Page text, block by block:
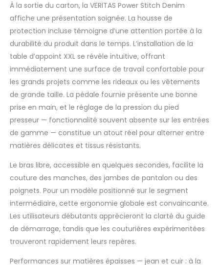
D'AIGUILLE RÉGLABLE - La
position de l'aiguille
peut être ajustée à
volonté :
gauche/moyen/droite.
Ainsi, l'aiguille est
parfaitement
positionnée et garantit
une flexibilité maximale
dans tous les projets
de couture. PLUS DE
PUISSANCE POUR LES
TISSUS ÉPAIS - Grâce à
son moteur de 90 W à 1
Stitch Denim est
particulièrement
puissant. Il offre une
grande force de
pénétration, de sorte
que les tissus épais tels
que les jeans, le cuir ou
la toile peuvent être
cousus sans effort. La
pression du pied
À la sortie du carton, la VERITAS Power Stitch Denim
affiche une présentation soignée. La housse de
protection incluse témoigne d’une attention portée à la
durabilité du produit dans le temps. L’installation de la
table d’appoint XXL se révèle intuitive, offrant
immédiatement une surface de travail confortable pour
les grands projets comme les rideaux ou les vêtements
de grande taille. La pédale fournie présente une bonne
prise en main, et le réglage de la pression du pied
presseur — fonctionnalité souvent absente sur les entrées
de gamme — constitue un atout réel pour alterner entre
matières délicates et tissus résistants.
Le bras libre, accessible en quelques secondes, facilite la
couture des manches, des jambes de pantalon ou des
poignets. Pour un modèle positionné sur le segment
intermédiaire, cette ergonomie globale est convaincante.
Les utilisateurs débutants apprécieront la clarté du guide
de démarrage, tandis que les couturières expérimentées
trouveront rapidement leurs repères.
Performances sur matières épaisses — jean et cuir : à la